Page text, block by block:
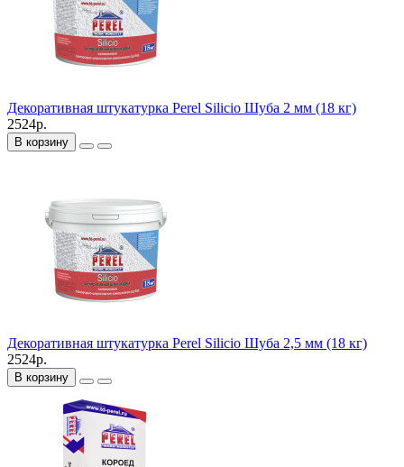
Декоративная штукатурка Perel Silicio Шуба 2 мм (18 кг)
2524р.
В корзину
Декоративная штукатурка Perel Silicio Шуба 2,5 мм (18 кг)
2524р.
В корзину